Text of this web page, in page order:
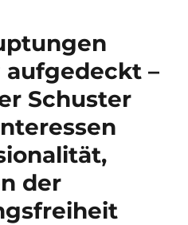
aufgedeckt –
Schuster
der